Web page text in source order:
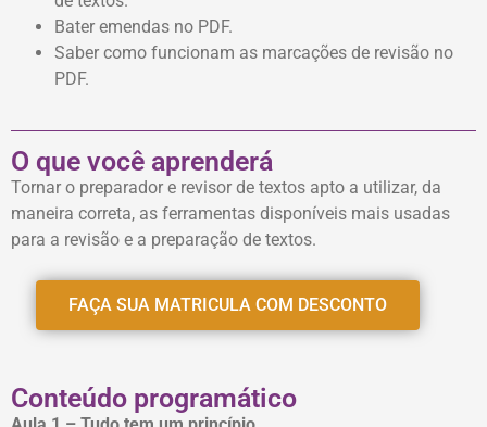
Bater emendas no PDF.
Saber como funcionam as marcações de revisão no
PDF.
O que você aprenderá
Tornar o preparador e revisor de textos apto a utilizar, da
maneira correta, as ferramentas disponíveis mais usadas
para a revisão e a preparação de textos.
FAÇA SUA MATRICULA COM DESCONTO
Conteúdo programático